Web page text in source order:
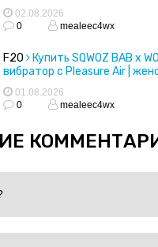
02.08.2026
0
mealeec4wx
F20
Купить SQWOZ BAB x
вибратор с Pleasure Air |
01.08.2026
0
mealeec4wx